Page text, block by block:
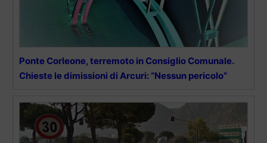
Ponte Corleone, terremoto in Consiglio Comunale.
Chieste le dimissioni di Arcuri: “Nessun pericolo”